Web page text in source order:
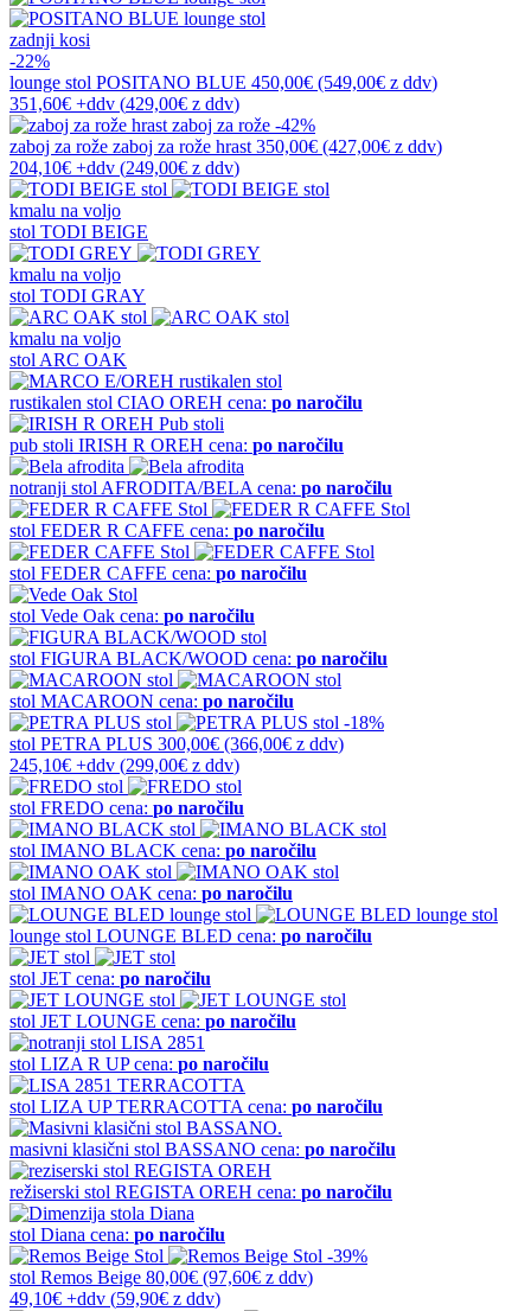
zadnji kosi
-22%
lounge stol POSITANO BLUE 450,00€ (549,00€ z ddv)
351,60€ +ddv (429,00€ z ddv)
-42%
zaboj za rože zaboj za rože hrast 350,00€ (427,00€ z ddv)
204,10€ +ddv (249,00€ z ddv)
kmalu na voljo
stol TODI BEIGE
kmalu na voljo
stol TODI GRAY
kmalu na voljo
stolARC OAK
rustikalen stol CIAO OREH cena: po naročilu
pub stoli IRISH R OREH cena: po naročilu
notranji stolAFRODITA/BELA cena: po naročilu
stol FEDER R CAFFE cena: po naročilu
stol FEDER CAFFE cena: po naročilu
stol Vede Oak cena: po naročilu
stol FIGURA BLACK/WOOD cena: po naročilu
stol MACAROON cena: po naročilu
-18%
stol PETRA PLUS 300,00€ (366,00€ z ddv)
245,10€ +ddv (299,00€ z ddv)
stol FREDO cena: po naročilu
stol IMANO BLACK cena: po naročilu
stol IMANO OAK cena: po naročilu
lounge stol LOUNGE BLED cena: po naročilu
stol JET cena: po naročilu
stol JET LOUNGE cena: po naročilu
stol LIZA R UP cena: po naročilu
stol LIZA UP TERRACOTTA cena: po naročilu
masivni klasični stol BASSANO cena: po naročilu
režiserski stol REGISTA OREH cena: po naročilu
stol Diana cena: po naročilu
-39%
stol Remos Beige 80,00€ (97,60€ z ddv)
49,10€ +ddv (59,90€ z ddv)